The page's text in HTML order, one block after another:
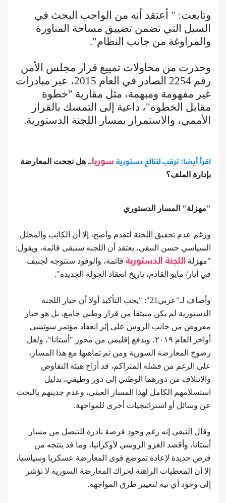
وتابعت: " أعتقد أنه من الواجب البحث في
السبل التي تضمن تضييق مساحة المناورة
والمراوغة من جانب النظام".
وحذرت من محاولات تمييع قرار مجلس الأمن
رقم 2254 الصادر في العام 2015، عبر مبادرات
غير مفهومة ومبهمة، مثل مقاربة "خطوة
مقابل الخطوة"، داعية إلى التمسك بالقرار
الأممي، والاستمرار بمسار اللجنة الدستورية.
اقرأ أيضا: ترقب لنتائج دستورية سوريا.. هل نجحت المعارضة
بإدارة الملف؟
"مهزلة" المسار الدستوري
ورغم عدم تحقيق اللجنة لتقدم واضح، إلا أن الكاتب والمحلل
السياسي حسن النيفي، يعتقد أن اللجنة ستبقى قائمة، ويقول:
"مهزلة
اللجنة الدستورية قائمة، والوفود ستتوجه لجنيف
في أيار/ مايو القادم، تاريخ انعقاد الجولة الجديدة".
وأضاف لـ"عربي21": "يجب التأكيد أولا أن خيار اللجنة
الدستورية لم يكن منبثقا من قرار وطني جامع، بل هو خيار
مفروض من جانب الروس على إثر انعقاد مؤتمر سوتشي
أواخر العام ٢٠١٩، وبدفع إقليمي من محور "أستانا"، ولعل
رضوخ المعارضة السورية ومن ثم تماهيها مع هذا المسار،
على الرغم من فشله المتراكم، قد أزاح هيئة التفاوض
والائتلاف من دورهما الوطني إلى دور وظيفي، بدليل
استسلامهم الكامل لهذا المسار العبثي، وعدم جديتهم بالبحث
عن وسائل أو استراتيجيات أخرى للمواجهة.
وقال النيفي إنه رغم وجود فرصة نادرة للتنصل من مسار
أستانا، وأقصد الغزو الروسي لأوكرانيا، وما قد ينتجه من
فرص جديدة لإعادة تموضع قوى المعارضة عسكريا وسياسيا،
إلا أن المعطيات الراهنة لحراك المعارضة السورية لا تؤشر
إلى وجود أي نية لتغيير طرق المواجهة.